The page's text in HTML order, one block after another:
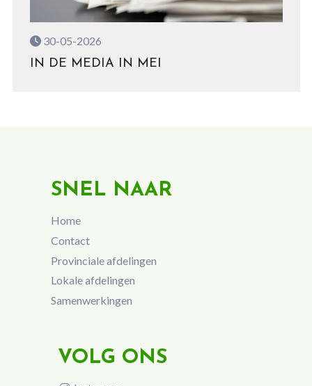
30-05-2026
IN DE MEDIA IN MEI
SNEL NAAR
Home
Contact
Provinciale afdelingen
Lokale afdelingen
Samenwerkingen
VOLG ONS